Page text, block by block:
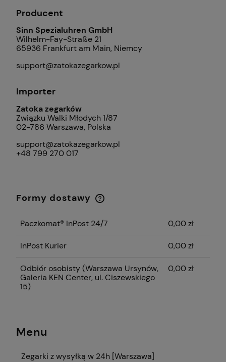
Producent
Sinn Spezialuhren GmbH
Wilhelm-Fay-Straße 21
65936 Frankfurt am Main, Niemcy
support@zatokazegarkow.pl
Importer
Zatoka zegarków
Związku Walki Młodych 1/87
02-786 Warszawa, Polska
support@zatokazegarkow.pl
+48 799 270 017
Formy dostawy
Cena nie zawiera ewentualnych kosztów
Paczkomat® InPost 24/7 0,00 zł
InPost Kurier 0,00 zł
Odbiór osobisty(Warszawa Ursynów,
Galeria KEN Center, ul. Ciszewskiego
15)
0,00 zł
Menu
Zegarki z wysyłką w 24h [Warszawa]